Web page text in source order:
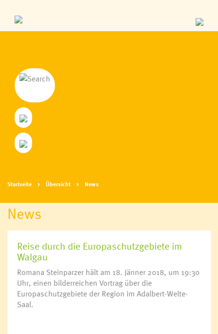
Startseite Übersicht News
News
Reise durch die Europaschutzgebiete im
Walgau
Romana Steinparzer hält am 18. Jänner 2018, um 19:30
Uhr, einen bilderreichen Vortrag über die
Europaschutzgebiete der Region im Adalbert-Welte-
Saal.